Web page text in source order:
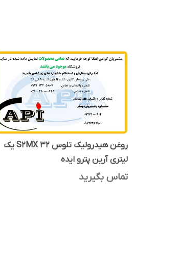
روغن هیدرولیک تلوس S2MX 32 یک
لیتری آرین پترو ایده
تماس بگیرید